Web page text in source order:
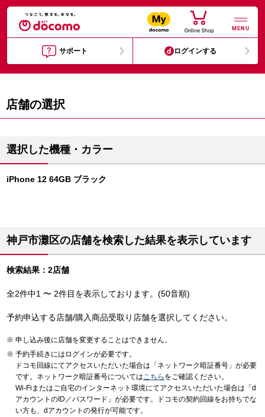
MENU
サポート ログインする
店舗の選択
選択した機種・カラー
iPhone 12 64GB ブラック
神戸市灘区の店舗を検索した結果を表示しています
検索結果：2店舗
全2件中1 〜 2件目を表示しております。(50音順)
予約申込する店舗/購入商品受取り店舗を選択してください。
申し込み後に店舗を変更することはできません。
予約手続きにはログインが必要です。
ドコモ回線にてアクセスいただいた場合は「ネットワーク暗証番号」が必要
です。ネットワーク暗証番号についてはこちら をご確認ください。
Wi-Fiまたはご自宅のインターネット環境にてアクセスいただいた場合は「d
アカウントのID／パスワード」が必要です。ドコモの契約回線をお持ちでな
い方も、dアカウントの発行が可能です。